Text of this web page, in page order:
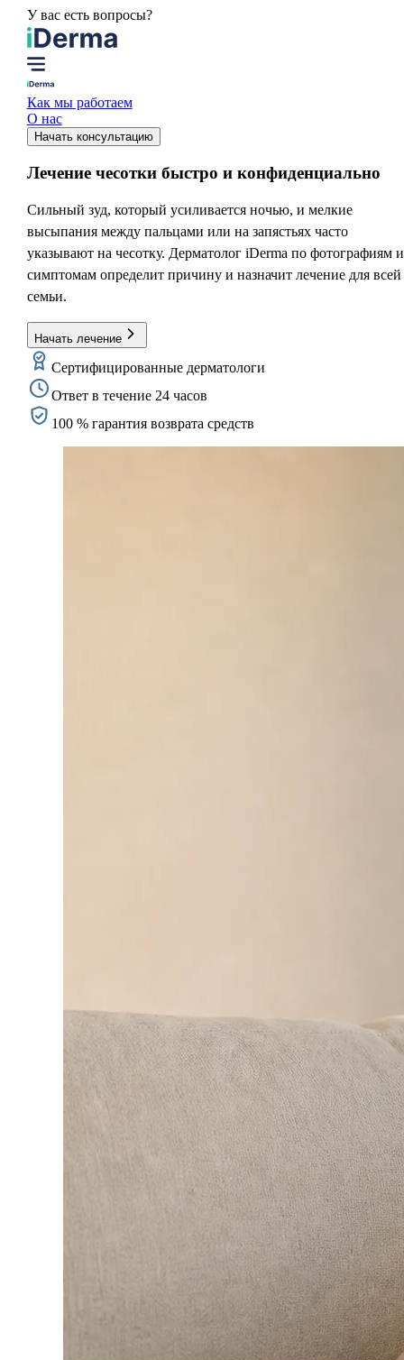
У вас есть вопросы?
Как мы работаем
О нас
Начать консультацию
Лечение чесотки быстро и конфиденциально
Сильный зуд, который усиливается ночью, и мелкие
высыпания между пальцами или на запястьях часто
указывают на чесотку. Дерматолог iDerma по фотографиям и
симптомам определит причину и назначит лечение для всей
семьи.
Начать лечение
Сертифицированные дерматологи
Ответ в течение 24 часов
100 % гарантия возврата средств